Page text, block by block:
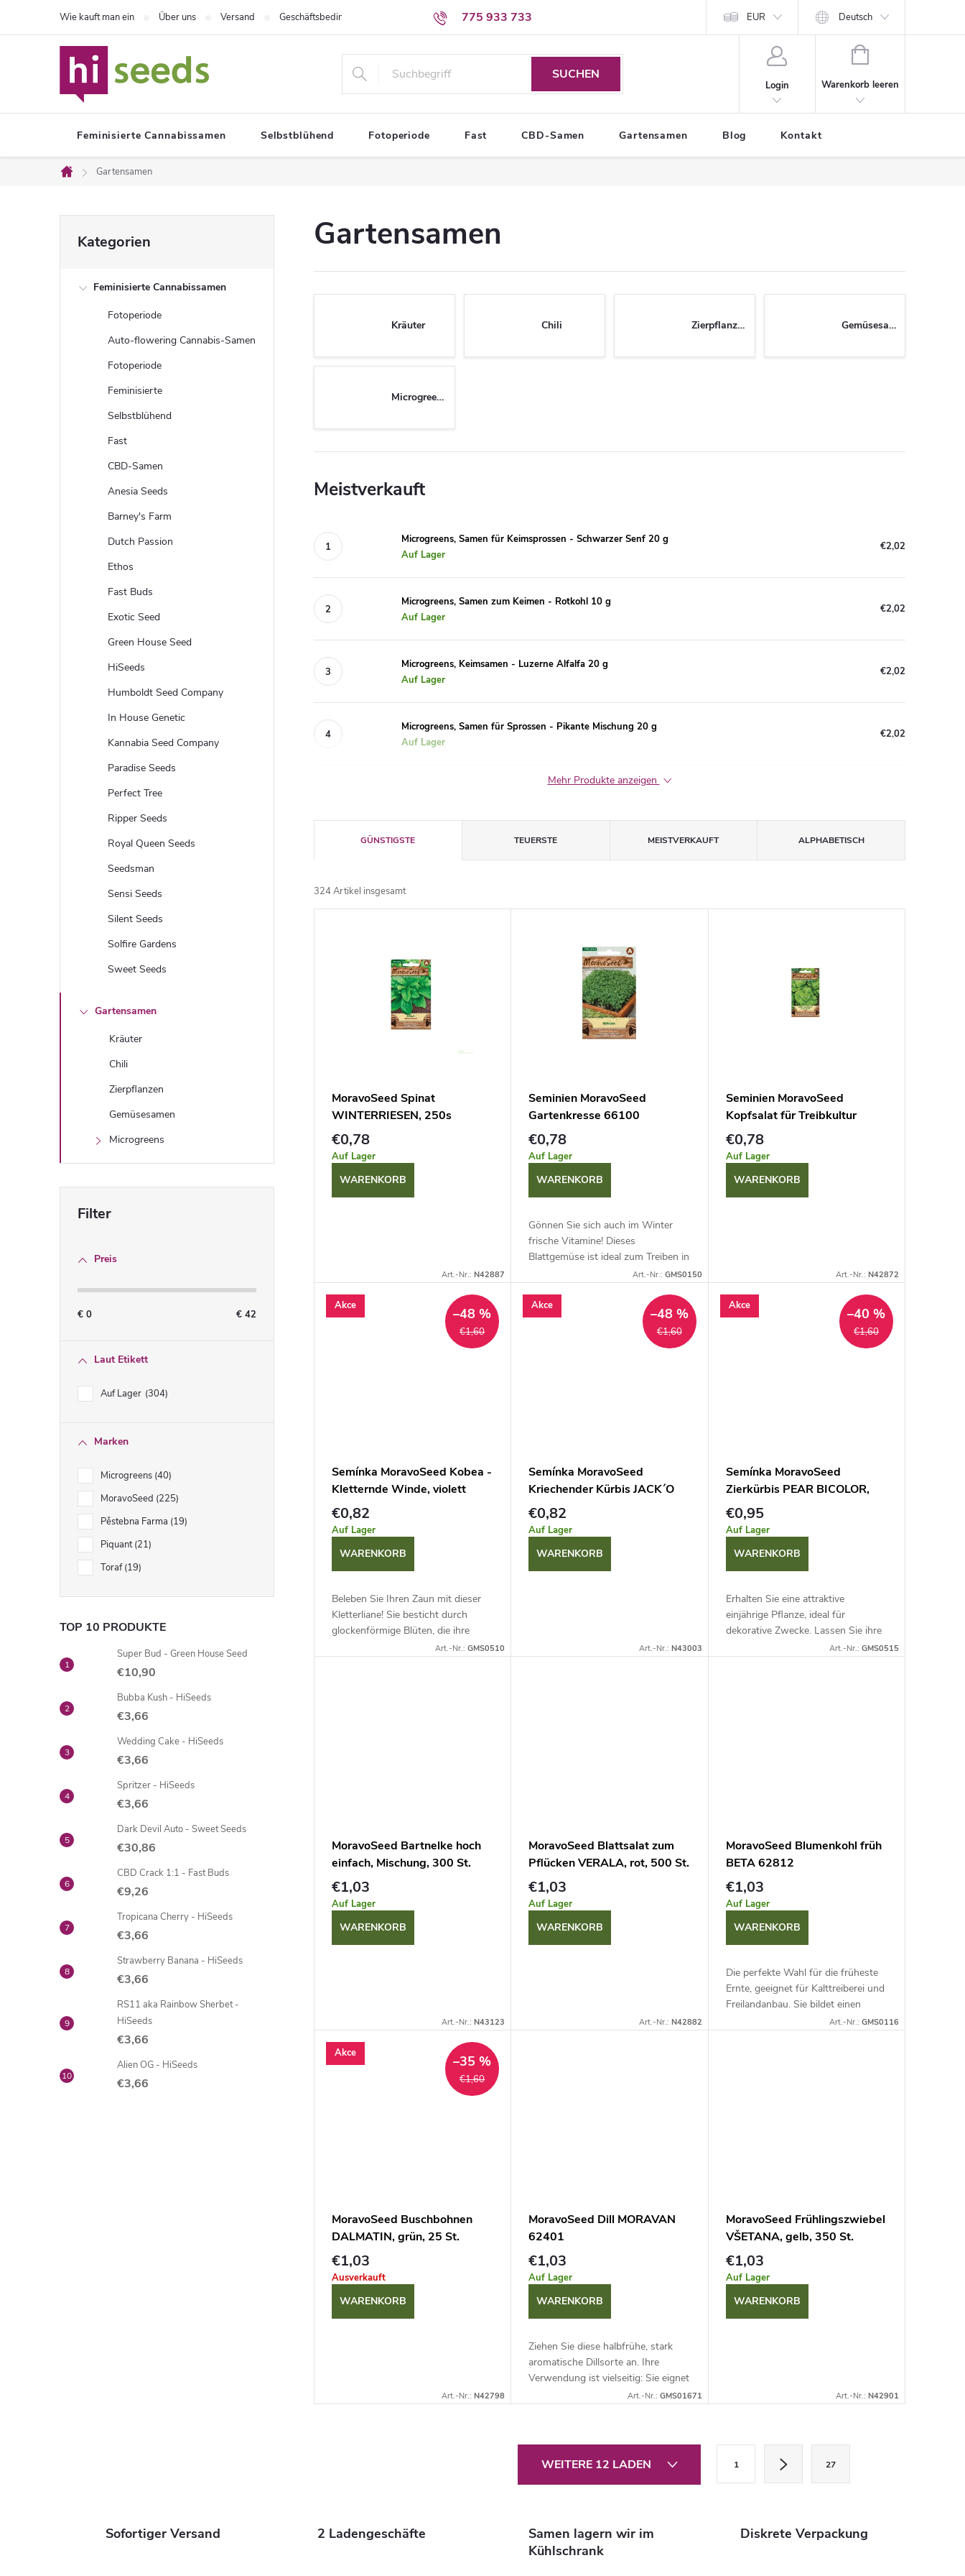
775 933 733
Wie kauft man ein Über uns Versand Geschäftsbedingungen Bedingungen zum Schutz personenbezogener Daten EUR Deutsch
SUCHEN
Login
WARENKORB
Warenkorb leeren
Feminisierte Cannabissamen Selbstblühend Fotoperiode Fast CBD-Samen Gartensamen Blog Kontakt
Startseite
Gartensamen
überspringen
Kategorien
Feminisierte Cannabissamen
Fotoperiode
Auto-flowering Cannabis-Samen
Fotoperiode
Feminisierte
Selbstblühend
Fast
CBD-Samen
Anesia Seeds
Barney's Farm
Dutch Passion
Ethos
Fast Buds
Exotic Seed
Green House Seed
HiSeeds
Humboldt Seed Company
In House Genetic
Kannabia Seed Company
Paradise Seeds
Perfect Tree
Ripper Seeds
Royal Queen Seeds
Seedsman
Sensi Seeds
Silent Seeds
Solfire Gardens
Sweet Seeds
Gartensamen
Kräuter
Chili
Zierpflanzen
Gemüsesamen
Microgreens
Preis
€ 0 € 42
Laut Etikett
Auf Lager 304
Marken
Microgreens 40
MoravoSeed 225
Pěstebna Farma 19
Piquant 21
Toraf 19
TOP 10 PRODUKTE
Super Bud - Green House Seed
€10,90
Bubba Kush - HiSeeds
€3,66
Wedding Cake - HiSeeds
€3,66
Spritzer - HiSeeds
€3,66
Dark Devil Auto - Sweet Seeds
€30,86
CBD Crack 1:1 - Fast Buds
€9,26
Tropicana Cherry - HiSeeds
€3,66
Strawberry Banana - HiSeeds
€3,66
RS11 aka Rainbow Sherbet -
HiSeeds
€3,66
Alien OG - HiSeeds
€3,66
Gartensamen
Kräuter Chili Zierpflanzen Gemüsesamen
Microgreens
Meistverkauft
Microgreens, Samen für Keimsprossen - Schwarzer Senf 20 g
Auf Lager
€2,02
Microgreens, Samen zum Keimen - Rotkohl 10 g
Auf Lager
€2,02
Microgreens, Keimsamen - Luzerne Alfalfa 20 g
Auf Lager
€2,02
Microgreens, Samen für Sprossen - Pikante Mischung 20 g
Auf Lager
€2,02
Mehr Produkte anzeigen
r
o
GÜNSTIGSTE TEUERSTE MEISTVERKAUFT ALPHABETISCH
324Artikel insgesamt
o
d
MoravoSeed Spinat
WINTERRIESEN, 250s
€0,78
Auf Lager
WARENKORB
Art.-Nr.:N42887
Seminien MoravoSeed
Gartenkresse 66100
€0,78
Auf Lager
WARENKORB
Gönnen Sie sich auch im Winter
frische Vitamine! Dieses
Blattgemüse ist ideal zum Treiben in
Schalen mit feuchter Watte bei
würzt Speisen...
Art.-Nr.: GMS0150
Seminien MoravoSeed
Kopfsalat für Treibkultur
SAFÍR, 400 St.
€0,78
Auf Lager
WARENKORB
Art.-Nr.: N42872
Akce
€1,60
–48 %
Semínka MoravoSeed Kobea -
Kletternde Winde, violett
00670
€0,82
Auf Lager
WARENKORB
Beleben Sie Ihren Zaun mit dieser
Kletterliane! Sie besticht durch
glockenförmige Blüten, die ihre
Farbe von grünlich zu blauviolett
Art.-Nr.:GMS0510
Akce
€1,60
–48 %
Semínka MoravoSeed
Kriechender Kürbis JACK´O
LANTERN, 7 s
€0,82
Auf Lager
WARENKORB
Art.-Nr.: N43003
Akce
€1,60
–40 %
Semínka MoravoSeed
Zierkürbis PEAR BICOLOR,
gelb-grün 00891
€0,95
Auf Lager
WARENKORB
Erhalten Sie eine attraktive
einjährige Pflanze, ideal für
dekorative Zwecke. Lassen Sie ihre
langen Triebe an einer Pergola oder
Art.-Nr.: GMS0515
MoravoSeed Bartnelke hoch
einfach, Mischung, 300 St.
€1,03
Auf Lager
WARENKORB
Art.-Nr.:N43123
MoravoSeed Blattsalat zum
Pflücken VERALA, rot, 500 St.
€1,03
Auf Lager
WARENKORB
Art.-Nr.: N42882
MoravoSeed Blumenkohl früh
BETA 62812
€1,03
Auf Lager
WARENKORB
Die perfekte Wahl für die früheste
Ernte, geeignet für Kalttreiberei und
Freilandanbau. Sie bildet einen
weißen, mittelstark höckerigen
Art.-Nr.: GMS0116
Akce
€1,60
–35 %
MoravoSeed Buschbohnen
DALMATIN, grün, 25 St.
€1,03
Ausverkauft
WARENKORB
Art.-Nr.:N42798
MoravoSeed Dill MORAVAN
62401
€1,03
Auf Lager
WARENKORB
Ziehen Sie diese halbfrühe, stark
aromatische Dillsorte an. Ihre
Verwendung ist vielseitig: Sie eignet
sich hervorragend für die direkte
Art.-Nr.: GMS01671
MoravoSeed Frühlingszwiebel
VŠETANA, gelb, 350 St.
€1,03
Auf Lager
WARENKORB
Art.-Nr.: N42901
u
WEITERE 12 LADEN
a
1 27
Sofortiger Versand 2 Ladengeschäfte
Samen lagern wir im
Kühlschrank
Diskrete Verpackung